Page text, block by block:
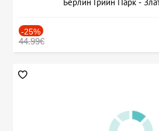
Берлин Грийн Парк -
-25%
44.99€